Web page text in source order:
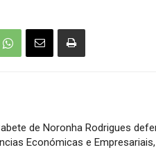
de Noronha Rodrigues
Económicas e